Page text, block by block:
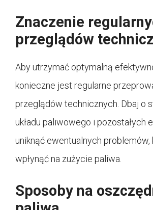
Znaczenie
przeglądów
Aby utrzymać optymalną
konieczne jest regularne
przeglądów technicznych. Dbaj o
układu paliwowego i pozostałych
uniknąć ewentualnych problemów,
wpłynąć na zużycie paliwa.
Sposoby na